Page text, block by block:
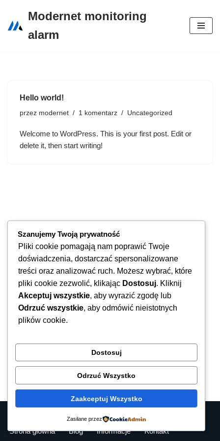
Przejdź
Modernet monitoring
alarm
Hello world!
przez modernet 1 komentarz Uncategorized
Welcome to WordPress. This is your first post. Edit or
delete it, then start writing!
Strona główna Blog Informacje Kontakt
Szanujemy Twoją prywatność
Pliki cookie pomagają nam poprawić Twoje
doświadczenia, dostarczać spersonalizowane
treści oraz analizować ruch. Możesz wybrać, które
pliki cookie zezwolić, klikając Dostosuj. Kliknij
Akceptuj wszystkie, aby wyrazić zgodę lub
Odrzuć wszystkie, aby odmówić nieistotnych
plików cookie.
Dostosuj
Odrzuć Wszystko
Zaakceptuj Wszystko
Zasilane przez